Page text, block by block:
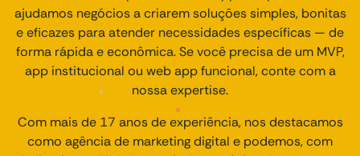
ajudamos negócios a criarem soluções simples, bonitas
e eficazes para atender necessidades específicas — de
forma rápida e econômica. Se você precisa de um MVP,
app institucional ou web app funcional, conte com a
nossa expertise.
Com mais de 17 anos de experiência, nos destacamos
como agência de marketing digital e podemos, com